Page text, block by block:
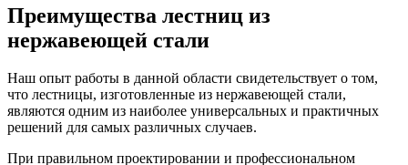
Преимущества лестниц из
нержавеющей стали
Наш опыт работы в данной области свидетельствует о том,
что лестницы, изготовленные из нержавеющей стали,
являются одним из наиболее универсальных и практичных
решений для самых различных случаев.
При правильном проектировании и профессиональном